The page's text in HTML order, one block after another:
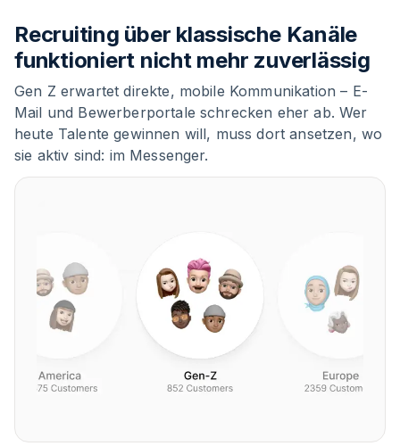
Recruiting über klassische Kanäle
funktioniert nicht mehr zuverlässig
Gen Z erwartet direkte, mobile Kommunikation – E-
Mail und Bewerberportale schrecken eher ab. Wer
heute Talente gewinnen will, muss dort ansetzen, wo
sie aktiv sind: im Messenger.